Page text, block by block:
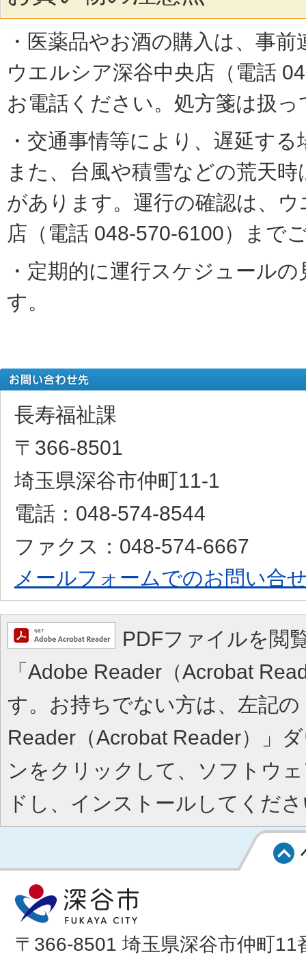
・医薬品やお酒の購入は、事
ウエルシア深谷中央店（電話
お電話ください。処方箋は扱
・交通事情等により、遅延す
また、台風や積雪などの荒天
があります。運行の確認は、
店（電話 048-570-6100）まで
・定期的に運行スケジュール
す。
長寿福祉課
〒366-8501
埼玉県深谷市仲町11-1
電話：048-574-8544
ファクス：048-574-6667
メールフォームでのお問い合
PDFファイルを閲
「Adobe Reader（Acrobat
す。お持ちでない方は、左記の
Reader（Acrobat Reader）」
ンをクリックして、ソフトウ
ドし、インストールしてくだ
〒366-8501 埼玉県深谷市仲町11